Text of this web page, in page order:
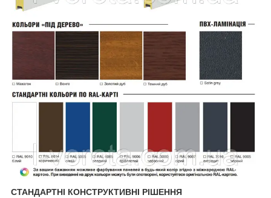
СТАНДАРТНІ КОНСТРУКТИВНІ РІШЕННЯ